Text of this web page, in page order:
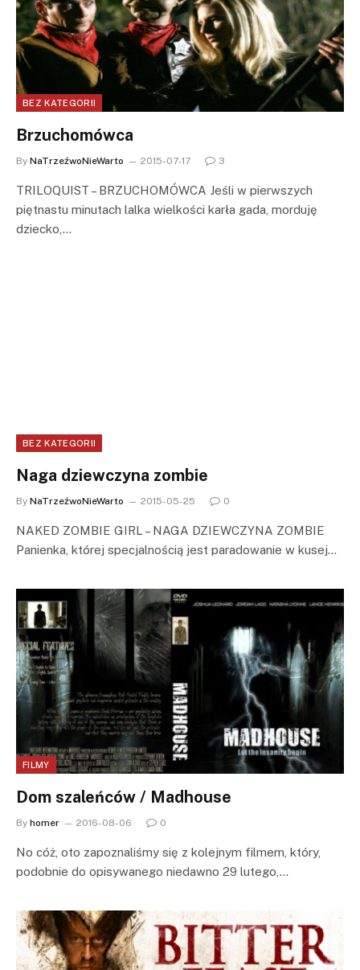
BEZ KATEGORII
Brzuchomówca
By NaTrzeźwoNieWarto 2015-07-17 3
TRILOQUIST – BRZUCHOMÓWCA Jeśli w pierwszych
piętnastu minutach lalka wielkości karła gada, morduję
dziecko,…
BEZ KATEGORII
Naga dziewczyna zombie
By NaTrzeźwoNieWarto 2015-05-25 0
NAKED ZOMBIE GIRL – NAGA DZIEWCZYNA ZOMBIE
Panienka, której specjalnością jest paradowanie w kusej…
FILMY
Dom szaleńców / Madhouse
By homer 2016-08-06 0
No cóż, oto zapoznaliśmy się z kolejnym filmem, który,
podobnie do opisywanego niedawno 29 lutego,…